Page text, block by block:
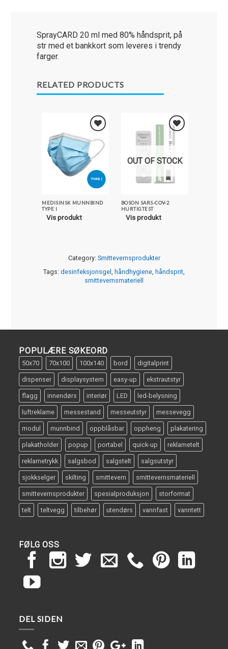
SprayCARD 20 ml med 80% håndsprit, på
str med et bankkort som leveres i trendy
farger.
RELATED PRODUCTS
Legg i
Favoritter
MEDISINSK MUNNBIND
TYPE I
Vis produkt
Legg i
Favoritter
OUT OF STOCK
BOSON SARS-COV-2
HURTIGTEST
Vis produkt
Category: Smittevernsprodukter
Tags: desinfeksjonsgel håndhygiene håndsprit
smittevernsmateriell
POPULÆRE SØKEORD
50x70 70x100 100x140 bord digitalprint
dispenser displaysystem easy-up ekstrautstyr
flagg innendørs interiør LED led-belysning
luftreklame messestand messeutstyr messevegg
modul munnbind oppblåsbar oppheng plakatering
plakatholder popup portabel quick-up reklametelt
reklametrykk salgsbod salgstelt salgsutstyr
sjokkselger skilting smittevern smittevernsmateriell
smittevernsprodukter spesialproduksjon storformat
telt teltvegg tilbehør utendørs vannfast vanntett
FØLG OSS
DEL SIDEN